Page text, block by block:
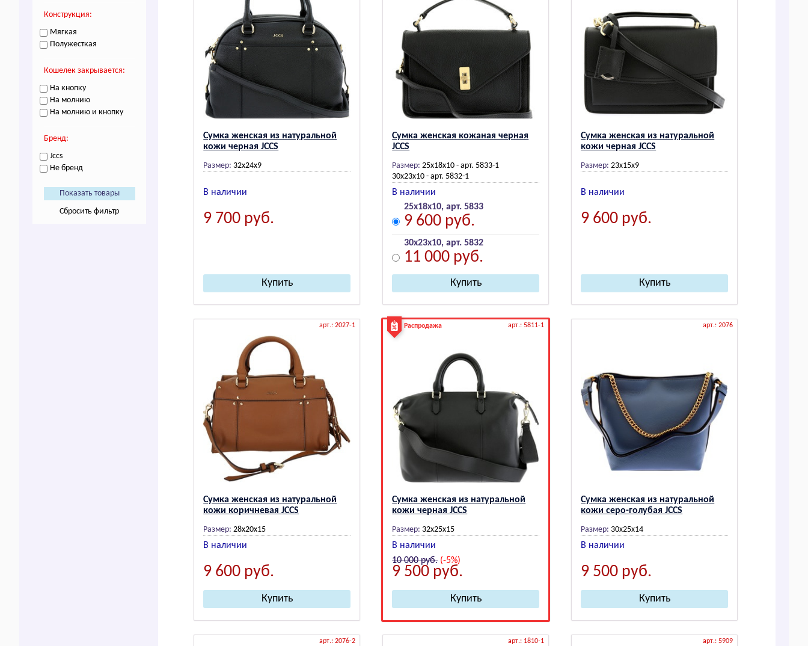
Конструкция:
Мягкая
Полужесткая
Кошелек закрывается:
На кнопку
На молнию
На молнию и кнопку
Бренд:
Jccs
Не бренд
Сбросить фильтр
Сумка женская из натуральной
кожи черная JCCS
Размер: 32x24x9
В наличии
9 700 руб.
Сумка женская кожаная черная
JCCS
Размер: 25х18х10 - арт. 5833-1
30х23х10 - арт. 5832-1
В наличии
25x18x10, арт. 5833
9 600 руб.
30x23x10, арт. 5832
11 000 руб.
Сумка женская из натуральной
кожи черная JCCS
Размер: 23x15x9
В наличии
9 600 руб.
арт.: 2027-1
Сумка женская из натуральной
кожи коричневая JCCS
Размер: 28x20x15
В наличии
9 600 руб.
Распродажа арт.: 5811-1
Сумка женская из натуральной
кожи черная JCCS
Размер: 32х25х15
В наличии
10 000руб.(-5%)
9 500 руб.
арт.: 2076
Сумка женская из натуральной
кожи серо-голубая JCCS
Размер: 30x25x14
В наличии
9 500 руб.
арт.: 2076-2 арт.: 1810-1 арт.: 5909